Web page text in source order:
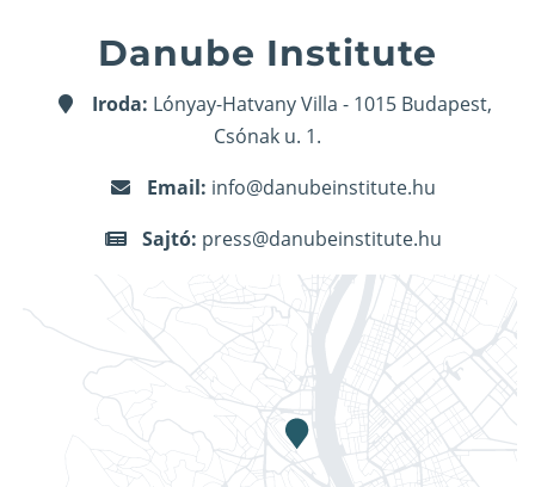
Danube Institute
Iroda: Lónyay-Hatvany Villa - 1015 Budapest,
Csónak u. 1.
Email: info@danubeinstitute.hu
Sajtó: press@danubeinstitute.hu